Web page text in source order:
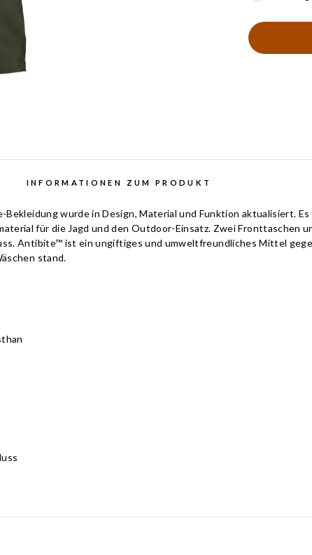
INFORMATIONEN ZUM PRODUKT
wurde in Design, Material und Funktion aktualisiert.
für die Jagd und den Outdoor-Einsatz. Zwei Fronttaschen
Antibite™ ist ein ungiftiges und umweltfreundliches Mittel
stand.